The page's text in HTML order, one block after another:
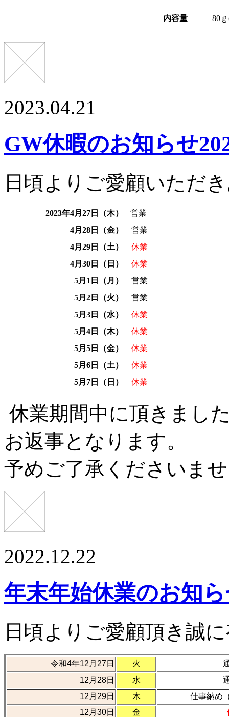
内容量 80
2023.04.21
GW休暇のお知らせ
日頃よりご愛顧いただ
2023年4月27日（木）
営業
4月28日（金）
営業
4月29日（土）
休業
4月30日（日）
休業
5月1日（月）
営業
5月2日（火）
営業
5月3日（水）
休業
5月4日（木）
休業
5月5日（金）
休業
5月6日（土）
休業
5月7日（日）
休業
休業期間中に頂きまし
お返事となります。
予めご了承くださいま
2022.12.22
年末年始休業のお知
日頃よりご愛顧頂き誠
令和4年12月27日 火
12月28日
水
12月29日
木
仕事納め
12月30日
金